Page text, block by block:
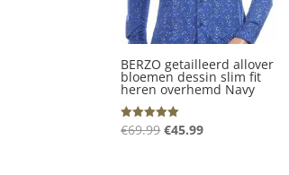
BERZO getailleerd allover
bloemen dessin slim fit
heren overhemd Navy
Gewaardeerd
5.00
€69.99Oorspronkelijke
€45.99Huidige